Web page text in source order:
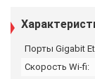
Порты Gigabit
Скорость Wi-fi: